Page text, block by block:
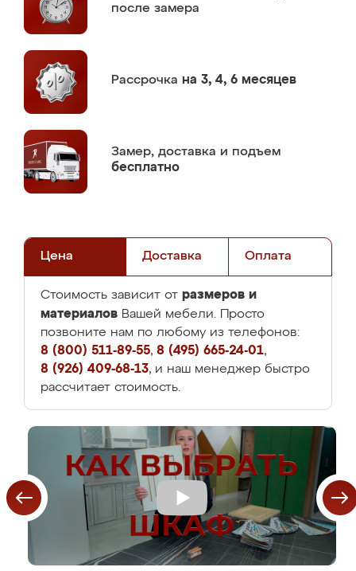
после замера
Рассрочка на 3, 4, 6 месяцев
Замер, доставка и подъем
бесплатно
Цена Доставка Оплата
Стоимость зависит от размеров и
материалов Вашей мебели. Просто
позвоните нам по любому из телефонов:
8 (800) 511-89-55, 8 (495) 665-24-01,
8 (926) 409-68-13, и наш менеджер быстро
рассчитает стоимость.